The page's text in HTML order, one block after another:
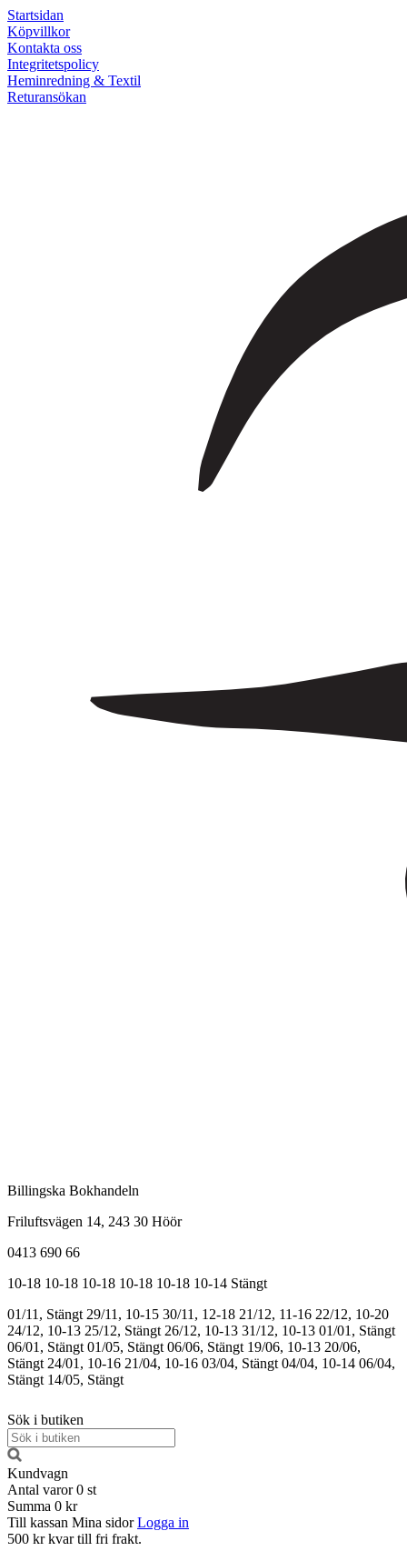
Startsidan
Köpvillkor
Kontakta oss
Integritetspolicy
Heminredning & Textil
Returansökan
Billingska Bokhandeln
Friluftsvägen 14, 243 30 Höör
0413 690 66
10-18 10-18 10-18 10-18 10-18 10-14 Stängt
01/11, Stängt 29/11, 10-15 30/11, 12-18 21/12, 11-16 22/12, 10-20
24/12, 10-13 25/12, Stängt 26/12, 10-13 31/12, 10-13 01/01, Stängt
06/01, Stängt 01/05, Stängt 06/06, Stängt 19/06, 10-13 20/06,
Stängt 24/01, 10-16 21/04, 10-16 03/04, Stängt 04/04, 10-14 06/04,
Stängt 14/05, Stängt
Sök i butiken
Kundvagn
Antal varor 0 st
Summa 0 kr
Till kassan Mina sidor Logga in
500 kr kvar till fri frakt.